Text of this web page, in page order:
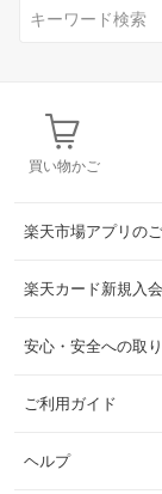
買い物かご
楽天市場アプリの
楽天カード新規入
安心・安全への取
ご利用ガイド
ヘルプ